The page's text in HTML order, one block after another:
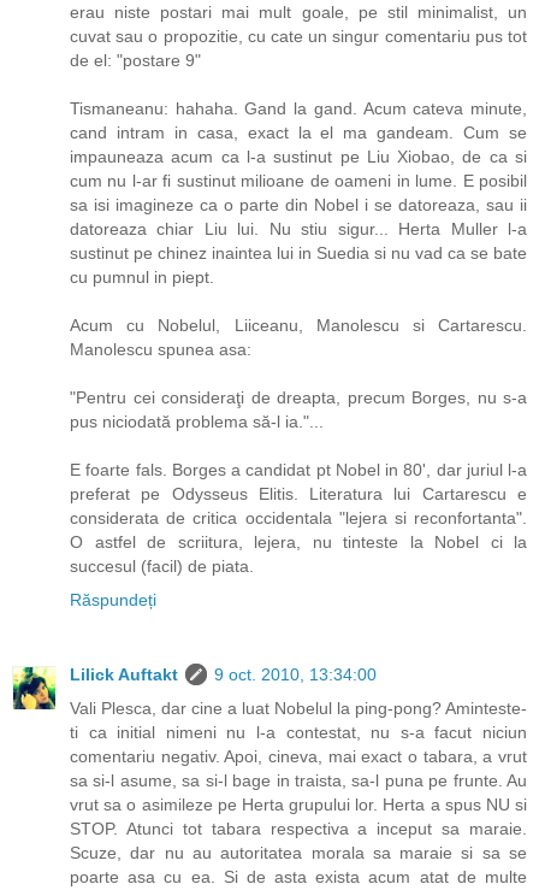
erau niste postari mai mult goale, pe stil minimalist, un
cuvat sau o propozitie, cu cate un singur comentariu pus tot
de el: "postare 9"
Tismaneanu: hahaha. Gand la gand. Acum cateva minute,
cand intram in casa, exact la el ma gandeam. Cum se
impauneaza acum ca l-a sustinut pe Liu Xiobao, de ca si
cum nu l-ar fi sustinut milioane de oameni in lume. E posibil
sa isi imagineze ca o parte din Nobel i se datoreaza, sau ii
datoreaza chiar Liu lui. Nu stiu sigur... Herta Muller l-a
sustinut pe chinez inaintea lui in Suedia si nu vad ca se bate
cu pumnul in piept.
Acum cu Nobelul, Liiceanu, Manolescu si Cartarescu.
Manolescu spunea asa:
"Pentru cei consideraţi de dreapta, precum Borges, nu s-a
pus niciodată problema să-l ia."...
E foarte fals. Borges a candidat pt Nobel in 80', dar juriul l-a
preferat pe Odysseus Elitis. Literatura lui Cartarescu e
considerata de critica occidentala "lejera si reconfortanta".
O astfel de scriitura, lejera, nu tinteste la Nobel ci la
succesul (facil) de piata.
Răspundeți
Lilick Auftakt
9 oct. 2010, 13:34:00
Vali Plesca, dar cine a luat Nobelul la ping-pong? Aminteste-
ti ca initial nimeni nu l-a contestat, nu s-a facut niciun
comentariu negativ. Apoi, cineva, mai exact o tabara, a vrut
sa si-l asume, sa si-l bage in traista, sa-l puna pe frunte. Au
vrut sa o asimileze pe Herta grupului lor. Herta a spus NU si
STOP. Atunci tot tabara respectiva a inceput sa maraie.
Scuze, dar nu au autoritatea morala sa maraie si sa se
poarte asa cu ea. Si de asta exista acum atat de multe